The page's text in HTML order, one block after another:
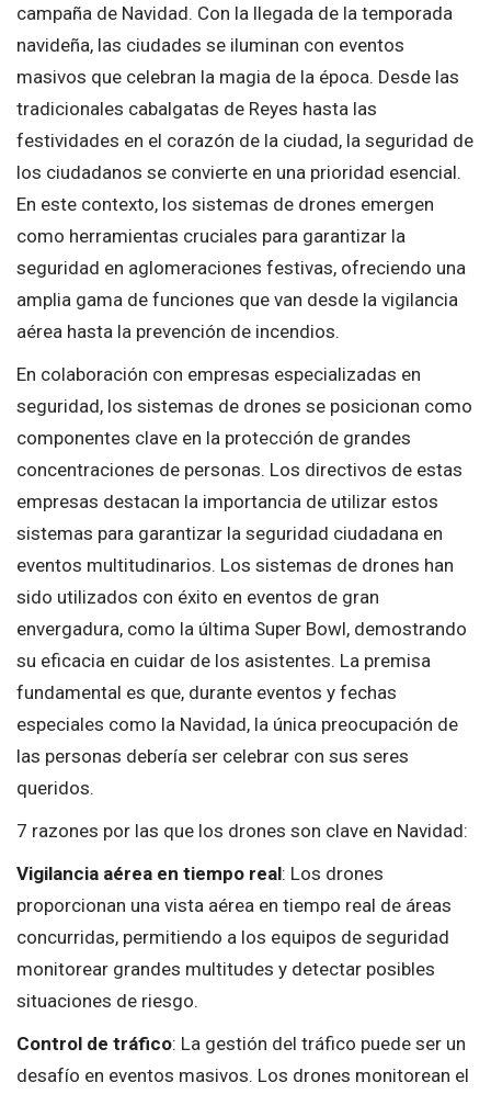
campaña de Navidad. Con la llegada de la temporada
navideña, las ciudades se iluminan con eventos
masivos que celebran la magia de la época. Desde las
tradicionales cabalgatas de Reyes hasta las
festividades en el corazón de la ciudad, la seguridad de
los ciudadanos se convierte en una prioridad esencial.
En este contexto, los sistemas de drones emergen
como herramientas cruciales para garantizar la
seguridad en aglomeraciones festivas, ofreciendo una
amplia gama de funciones que van desde la vigilancia
aérea hasta la prevención de incendios.
En colaboración con empresas especializadas en
seguridad, los sistemas de drones se posicionan como
componentes clave en la protección de grandes
concentraciones de personas. Los directivos de estas
empresas destacan la importancia de utilizar estos
sistemas para garantizar la seguridad ciudadana en
eventos multitudinarios. Los sistemas de drones han
sido utilizados con éxito en eventos de gran
envergadura, como la última Super Bowl, demostrando
su eficacia en cuidar de los asistentes. La premisa
fundamental es que, durante eventos y fechas
especiales como la Navidad, la única preocupación de
las personas debería ser celebrar con sus seres
queridos.
7 razones por las que los drones son clave en Navidad:
Vigilancia aérea en tiempo real: Los drones
proporcionan una vista aérea en tiempo real de áreas
concurridas, permitiendo a los equipos de seguridad
monitorear grandes multitudes y detectar posibles
situaciones de riesgo.
Control de tráfico: La gestión del tráfico puede ser un
desafío en eventos masivos. Los drones monitorean el